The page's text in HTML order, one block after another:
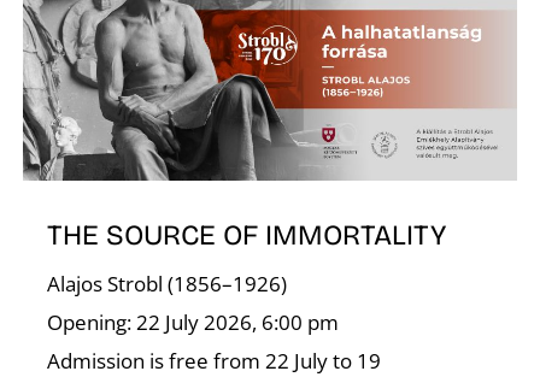
THE SOURCE OF IMMORTALITY
Alajos Strobl (1856–1926)
Opening: 22 July 2026, 6:00 pm
Admission is free from 22 July to 19